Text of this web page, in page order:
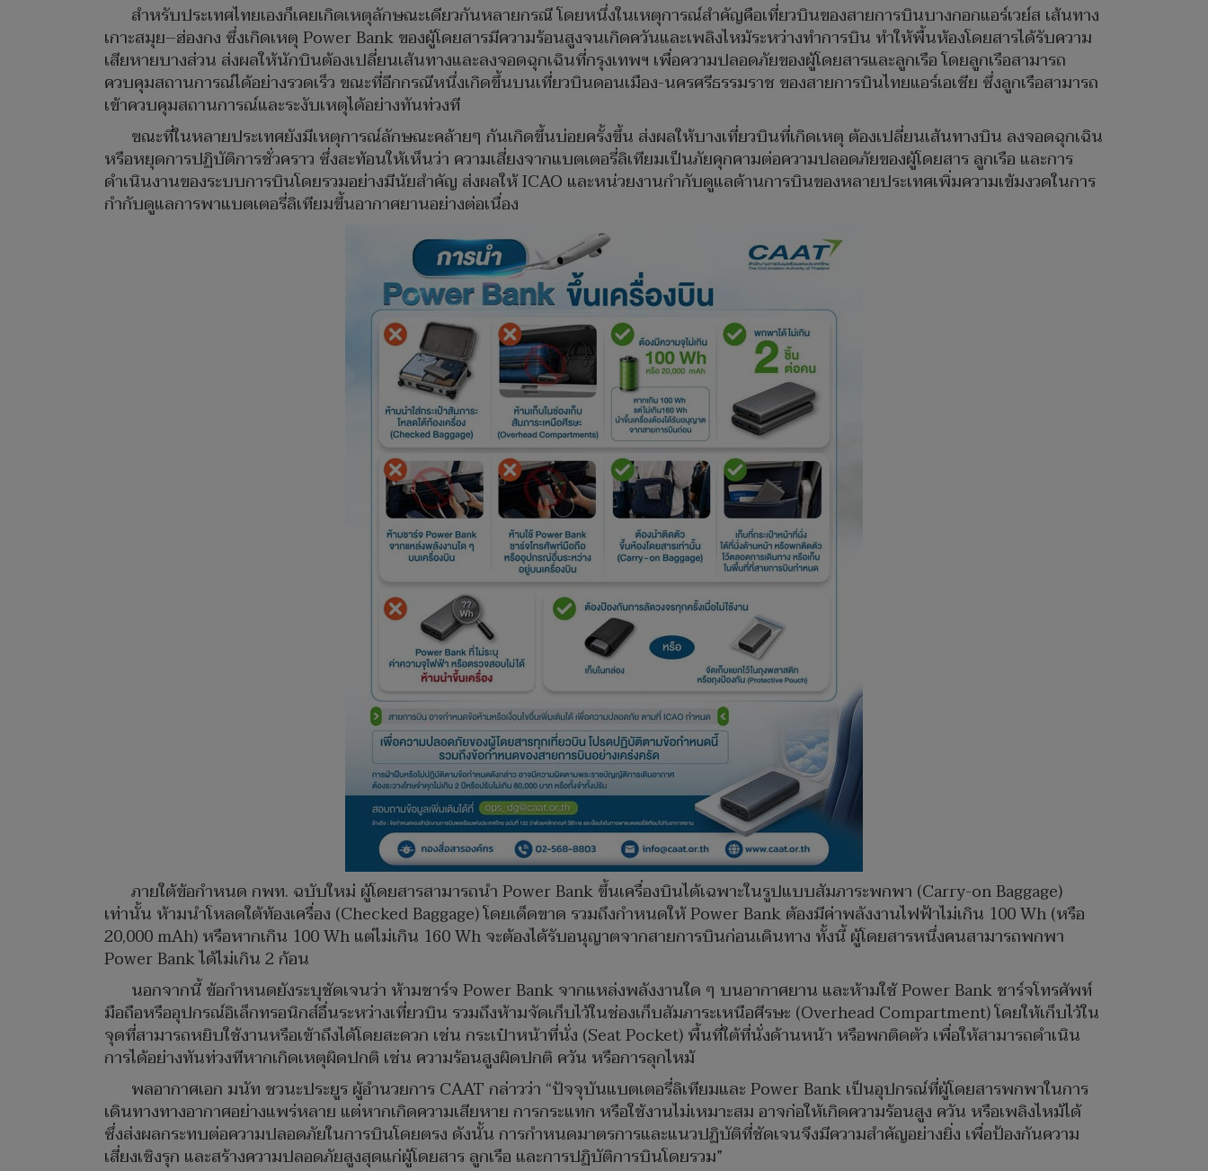
สำหรับประเทศไทยเองก็เคยเกิดเหตุลักษณะเดียวกันหลายกรณี โดยหนึ่งในเหตุการณ์สำคัญคือเที่ยวบินของสายการบินบางกอกแอร์เวย์ส เส้นทาง
เกาะสมุย–ฮ่องกง ซึ่งเกิดเหตุ Power Bank ของผู้โดยสารมีความร้อนสูงจนเกิดควันและเพลิงไหม้ระหว่างทำการบิน ทำให้พื้นห้องโดยสารได้รับความ
เสียหายบางส่วน ส่งผลให้นักบินต้องเปลี่ยนเส้นทางและลงจอดฉุกเฉินที่กรุงเทพฯ เพื่อความปลอดภัยของผู้โดยสารและลูกเรือ โดยลูกเรือสามารถ
ควบคุมสถานการณ์ได้อย่างรวดเร็ว ขณะที่อีกกรณีหนึ่งเกิดขึ้นบนเที่ยวบินดอนเมือง-นครศรีธรรมราช ของสายการบินไทยแอร์เอเชีย ซึ่งลูกเรือสามารถ
เข้าควบคุมสถานการณ์และระงับเหตุได้อย่างทันท่วงที
ขณะที่ในหลายประเทศยังมีเหตุการณ์ลักษณะคล้ายๆ กันเกิดขึ้นบ่อยครั้งขึ้น ส่งผลให้บางเที่ยวบินที่เกิดเหตุ ต้องเปลี่ยนเส้นทางบิน ลงจอดฉุกเฉิน
หรือหยุดการปฏิบัติการชั่วคราว ซึ่งสะท้อนให้เห็นว่า ความเสี่ยงจากแบตเตอรี่ลิเทียมเป็นภัยคุกคามต่อความปลอดภัยของผู้โดยสาร ลูกเรือ และการ
ดำเนินงานของระบบการบินโดยรวมอย่างมีนัยสำคัญ ส่งผลให้ ICAO และหน่วยงานกำกับดูแลด้านการบินของหลายประเทศเพิ่มความเข้มงวดในการ
กำกับดูแลการพาแบตเตอรี่ลิเทียมขึ้นอากาศยานอย่างต่อเนื่อง
ภายใต้ข้อกำหนด กพท. ฉบับใหม่ ผู้โดยสารสามารถนำ Power Bank ขึ้นเครื่องบินได้เฉพาะในรูปแบบสัมภาระพกพา (Carry-on Baggage)
เท่านั้น ห้ามนำโหลดใต้ท้องเครื่อง (Checked Baggage) โดยเด็ดขาด รวมถึงกำหนดให้ Power Bank ต้องมีค่าพลังงานไฟฟ้าไม่เกิน 100 Wh (หรือ
20,000 mAh) หรือหากเกิน 100 Wh แต่ไม่เกิน 160 Wh จะต้องได้รับอนุญาตจากสายการบินก่อนเดินทาง ทั้งนี้ ผู้โดยสารหนึ่งคนสามารถพกพา
Power Bank ได้ไม่เกิน 2 ก้อน
นอกจากนี้ ข้อกำหนดยังระบุชัดเจนว่า ห้ามชาร์จ Power Bank จากแหล่งพลังงานใด ๆ บนอากาศยาน และห้ามใช้ Power Bank ชาร์จโทรศัพท์
มือถือหรืออุปกรณ์อิเล็กทรอนิกส์อื่นระหว่างเที่ยวบิน รวมถึงห้ามจัดเก็บไว้ในช่องเก็บสัมภาระเหนือศีรษะ (Overhead Compartment) โดยให้เก็บไว้ใน
จุดที่สามารถหยิบใช้งานหรือเข้าถึงได้โดยสะดวก เช่น กระเป๋าหน้าที่นั่ง (Seat Pocket) พื้นที่ใต้ที่นั่งด้านหน้า หรือพกติดตัว เพื่อให้สามารถดำเนิน
การได้อย่างทันท่วงทีหากเกิดเหตุผิดปกติ เช่น ความร้อนสูงผิดปกติ ควัน หรือการลุกไหม้
พลอากาศเอก มนัท ชวนะประยูร ผู้อำนวยการ CAAT กล่าวว่า “ปัจจุบันแบตเตอรี่ลิเทียมและ Power Bank เป็นอุปกรณ์ที่ผู้โดยสารพกพาในการ
เดินทางทางอากาศอย่างแพร่หลาย แต่หากเกิดความเสียหาย การกระแทก หรือใช้งานไม่เหมาะสม อาจก่อให้เกิดความร้อนสูง ควัน หรือเพลิงไหม้ได้
ซึ่งส่งผลกระทบต่อความปลอดภัยในการบินโดยตรง ดังนั้น การกำหนดมาตรการและแนวปฏิบัติที่ชัดเจนจึงมีความสำคัญอย่างยิ่ง เพื่อป้องกันความ
เสี่ยงเชิงรุก และสร้างความปลอดภัยสูงสุดแก่ผู้โดยสาร ลูกเรือ และการปฏิบัติการบินโดยรวม”